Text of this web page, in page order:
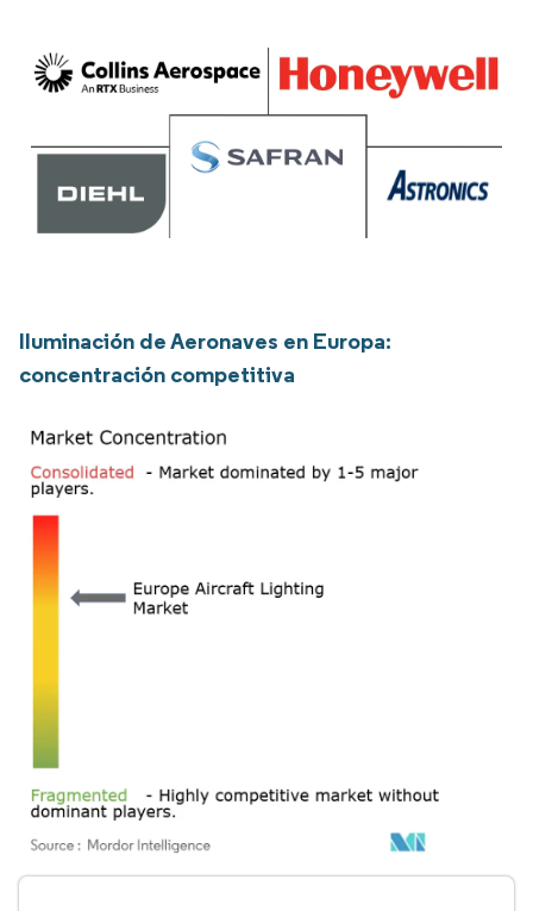
Iluminación de Aeronaves en Europa:
concentración competitiva